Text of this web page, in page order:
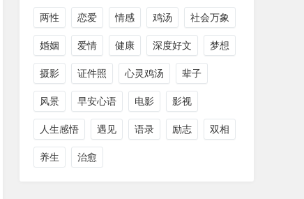
两性 恋爱 情感 鸡汤 社会万象
婚姻 爱情 健康 深度好文 梦想
摄影 证件照 心灵鸡汤 辈子
风景 早安心语 电影 影视
人生感悟 遇见 语录 励志 双相
养生 治愈